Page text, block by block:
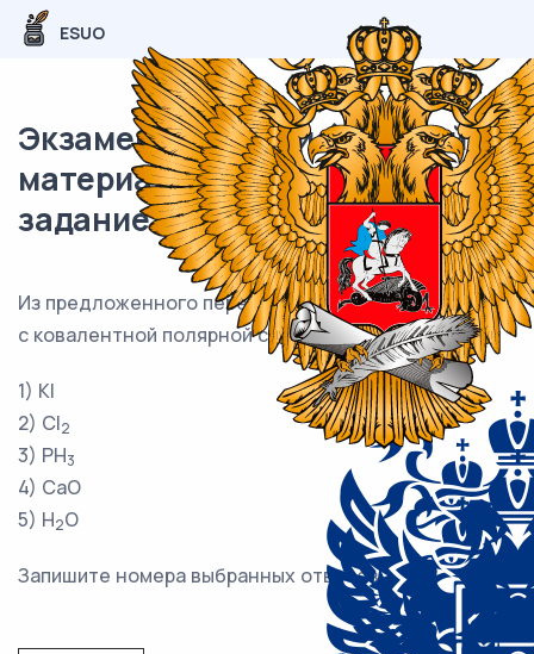
ESUO
Экзаменационный (типовой)
материал ОГЭ / Химия / 05
задание (24) / 54
Из предложенного перечня выберите два вещества
с ковалентной полярной связью.
1) KI
2) Cl2
3) PH3
4) CaO
5) H2O
Запишите номера выбранных ответов.